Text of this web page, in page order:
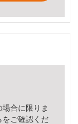
合に限りま
をご確認くだ